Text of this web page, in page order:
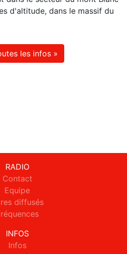
d'altitude, dans le massif du
les infos »
RADIO
Contact
Equipe
diffusés
INFOS
Infos